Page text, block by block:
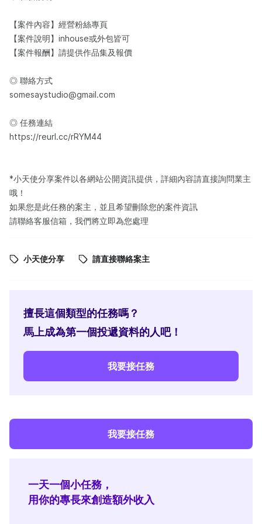
【案件內容】經營粉絲專頁
【案件說明】inhouse或外包皆可
【案件報酬】請提供作品集及報價
◎ 聯絡方式
somesaystudio@gmail.com
◎ 任務連結
https://reurl.cc/rRYM44
*小天使分享案件以各網站公開資訊提供，詳細內容請直接詢問業主
哦！
如果您是此任務的案主，並且希望刪除您的案件資訊
請聯絡客服信箱，我們將立即為您處理
小天使分享 請直接聯絡案主
擅長這個類型的任務嗎？
馬上成為第一個投遞資料的人吧！
我要接任務
我要接任務
一天一個小任務，
用你的專長來創造額外收入